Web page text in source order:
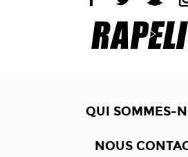
QUI SOMMES-
NOUS